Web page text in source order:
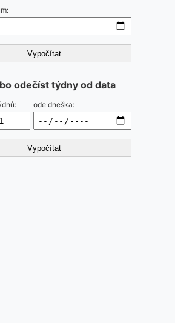
Vypočítat
odečíst týdny od data
ode dneška:
Vypočítat